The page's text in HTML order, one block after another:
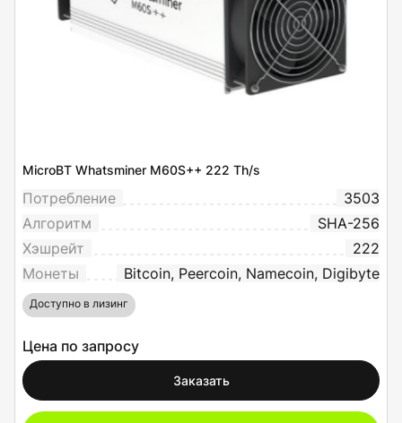
MicroBT Whatsminer M60S++ 222 Th/s
Потребление
3503
Алгоритм
SHA-256
Хэшрейт
222
Монеты
Bitcoin, Peercoin, Namecoin, Digibyte
Доступно в лизинг
Цена по запросу
Заказать